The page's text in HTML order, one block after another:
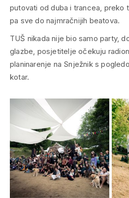
putovati od duba i trancea, preko
pa sve do najmračnijih beatova.
TUŠ nikada nije bio samo party,
glazbe, posjetitelje očekuju
planinarenje na Snježnik s
kotar.